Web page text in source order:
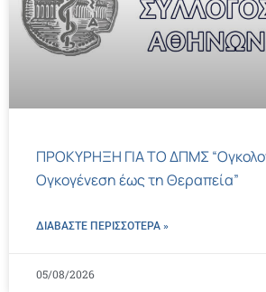
ΠΡΟΚΥΡΗΞΗ ΓΙΑ ΤΟ ΔΠΜΣ
Ογκογένεση έως τη Θεραπεία”
ΔΙΑΒΑΣΤΕ ΠΕΡΙΣΣΌΤΕΡΑ »
05/08/2026